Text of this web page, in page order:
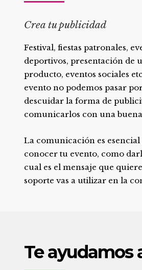
Crea tu publicidad
Festival, fiestas patronales,
deportivos, presentación de
producto, eventos sociales
evento no podemos pasar
descuidar la forma de
comunicarlos con una
La comunicación es esencial
conocer tu evento, como
cual es el mensaje que
soporte vas a utilizar en la
Te ayudamos